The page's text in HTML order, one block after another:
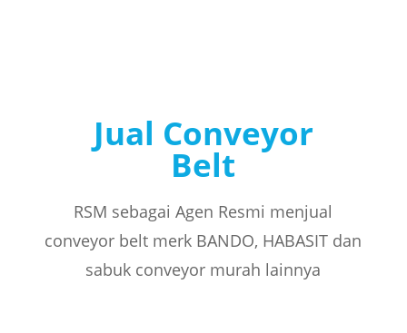
Jual Conveyor
Belt
RSM sebagai Agen Resmi menjual
conveyor belt merk BANDO, HABASIT dan
sabuk conveyor murah lainnya